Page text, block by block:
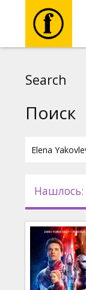
Новости
Подарки
Search
Поиск
Нашлось: